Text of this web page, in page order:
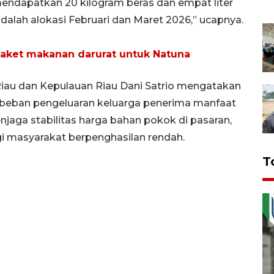
20 kilogram beras dan empat liter
alokasi Februari dan Maret 2026,” ucapnya.
makanan darurat untuk Natuna
dan Kepulauan Riau Dani Satrio mengatakan
pengeluaran keluarga penerima manfaat
stabilitas harga bahan pokok di pasaran,
masyarakat berpenghasilan rendah.